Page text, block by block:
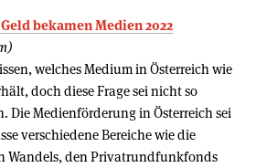
bekamen Medien 2022
welches Medium in Österreich wie
doch diese Frage sei nicht so
Die Medienförderung in Österreich sei
verschiedene Bereiche wie die
Wandels, den Privatrundfunkfonds